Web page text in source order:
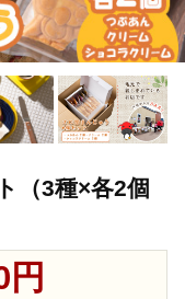
（3種×各2個
円